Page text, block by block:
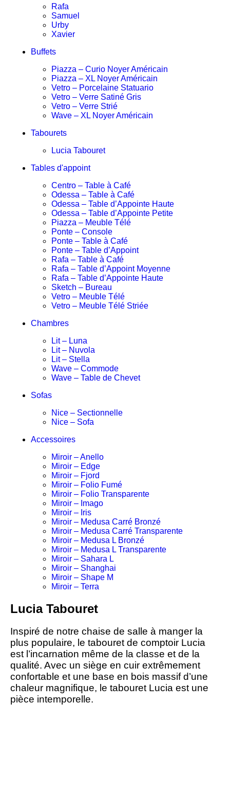
Rafa
Samuel
Urby
Xavier
Buffets
Piazza – Curio Noyer Américain
Piazza – XL Noyer Américain
Vetro – Porcelaine Statuario
Vetro – Verre Satiné Gris
Vetro – Verre Strié
Wave – XL Noyer Américain
Tabourets
Lucia Tabouret
Tables d'appoint
Centro – Table à Café
Odessa – Table à Café
Odessa – Table d’Appointe Haute
Odessa – Table d’Appointe Petite
Piazza – Meuble Télé
Ponte – Console
Ponte – Table à Café
Ponte – Table d’Appoint
Rafa – Table à Café
Rafa – Table d’Appoint Moyenne
Rafa – Table d’Appointe Haute
Sketch – Bureau
Vetro – Meuble Télé
Vetro – Meuble Télé Striée
Chambres
Lit – Luna
Lit – Nuvola
Lit – Stella
Wave – Commode
Wave – Table de Chevet
Sofas
Nice – Sectionnelle
Nice – Sofa
Accessoires
Miroir – Anello
Miroir – Edge
Miroir – Fjord
Miroir – Folio Fumé
Miroir – Folio Transparente
Miroir – Imago
Miroir – Iris
Miroir – Medusa Carré Bronzé
Miroir – Medusa Carré Transparente
Miroir – Medusa L Bronzé
Miroir – Medusa L Transparente
Miroir – Sahara L
Miroir – Shanghai
Miroir – Shape M
Miroir – Terra
Lucia Tabouret
Inspiré de notre chaise de salle à manger la
plus populaire, le tabouret de comptoir Lucia
est l’incarnation même de la classe et de la
qualité. Avec un siège en cuir extrêmement
confortable et une base en bois massif d’une
chaleur magnifique, le tabouret Lucia est une
pièce intemporelle.